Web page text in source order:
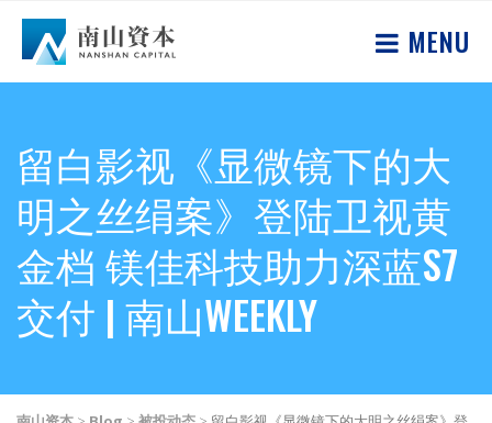
MENU
留白影视《显微镜下的大
明之丝绢案》登陆卫视黄
金档 镁佳科技助力深蓝S7
交付 | 南山WEEKLY